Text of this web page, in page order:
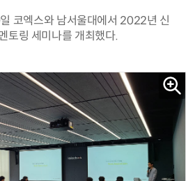
코엑스와 남서울대에서 2022년 신
토링 세미나를 개최했다.